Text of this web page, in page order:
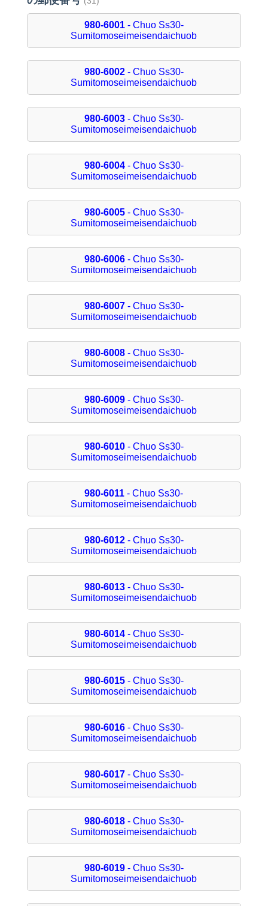
980-6001- Chuo Ss30-
Sumitomoseimeisendaichuob
980-6002- Chuo Ss30-
Sumitomoseimeisendaichuob
980-6003- Chuo Ss30-
Sumitomoseimeisendaichuob
980-6004- Chuo Ss30-
Sumitomoseimeisendaichuob
980-6005- Chuo Ss30-
Sumitomoseimeisendaichuob
980-6006- Chuo Ss30-
Sumitomoseimeisendaichuob
980-6007- Chuo Ss30-
Sumitomoseimeisendaichuob
980-6008- Chuo Ss30-
Sumitomoseimeisendaichuob
980-6009- Chuo Ss30-
Sumitomoseimeisendaichuob
980-6010- Chuo Ss30-
Sumitomoseimeisendaichuob
980-6011 - Chuo Ss30-
Sumitomoseimeisendaichuob
980-6012- Chuo Ss30-
Sumitomoseimeisendaichuob
980-6013- Chuo Ss30-
Sumitomoseimeisendaichuob
980-6014- Chuo Ss30-
Sumitomoseimeisendaichuob
980-6015- Chuo Ss30-
Sumitomoseimeisendaichuob
980-6016- Chuo Ss30-
Sumitomoseimeisendaichuob
980-6017- Chuo Ss30-
Sumitomoseimeisendaichuob
980-6018- Chuo Ss30-
Sumitomoseimeisendaichuob
980-6019- Chuo Ss30-
Sumitomoseimeisendaichuob